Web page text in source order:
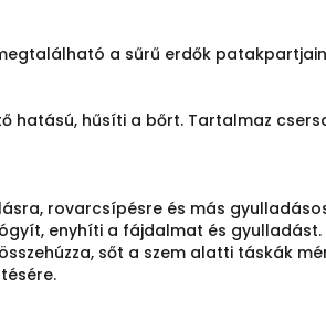
a sűrű erdők
hatású, hűsíti a bőrt. Tartalmaz
rovarcsípésre és más
enyhíti a fájdalmat és
sőt a szem alatti táskák